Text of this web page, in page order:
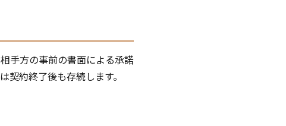
手方の事前の書面による承諾
約終了後も存続します。